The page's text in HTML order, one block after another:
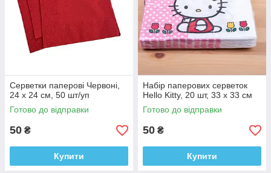
Серветки паперові Червоні,
24 х 24 см, 50 шт/уп
Готово до відправки
50 ₴
Купити
Набір паперових серветок
Hello Kitty, 20 шт, 33 х 33 см
Готово до відправки
50 ₴
Купити